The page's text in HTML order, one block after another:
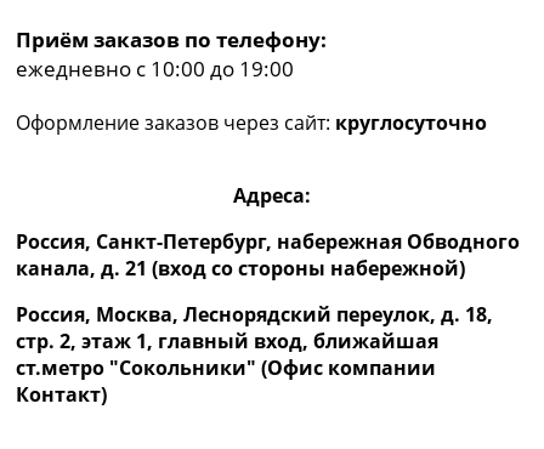
Приём заказов по телефону:
ежедневно с 10:00 до 19:00
Оформление заказов через сайт: круглосуточно
Адреса:
Россия, Санкт-Петербург, набережная Обводного
канала, д. 21 (вход со стороны набережной)
Россия, Москва, Леснорядский переулок, д. 18,
стр. 2, этаж 1, главный вход, ближайшая
ст.метро "Сокольники" (Офис компании
Контакт)